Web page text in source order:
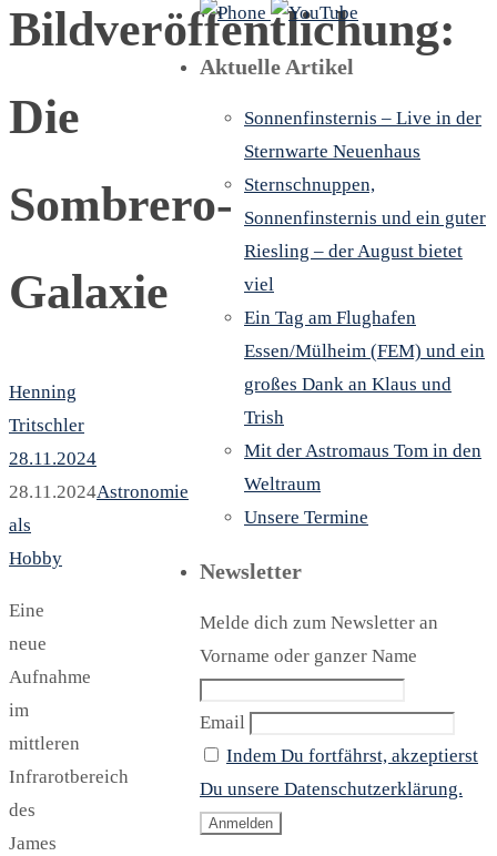
Bildveröffentlichung:
Die
Sombrero-
Galaxie
Henning
Tritschler
28.11.2024
28.11.2024Astronomie
als
Hobby
Eine
neue
Aufnahme
im
mittleren
Infrarotbereich
des
James
Aktuelle Artikel
Sonnenfinsternis – Live in der
Sternwarte Neuenhaus
Sternschnuppen,
Sonnenfinsternis und ein guter
Riesling – der August bietet
viel
Ein Tag am Flughafen
Essen/Mülheim (FEM) und ein
großes Dank an Klaus und
Trish
Mit der Astromaus Tom in den
Weltraum
Unsere Termine
Newsletter
Melde dich zum Newsletter an
Vorname oder ganzer Name
Email
Indem Du fortfährst, akzeptierst
Du unsere Datenschutzerklärung.